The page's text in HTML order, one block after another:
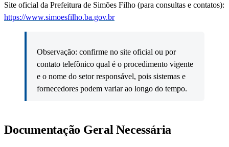
Site oficial da Prefeitura de Simões Filho (para consultas e contatos):
https://www.simoesfilho.ba.gov.br
Observação: confirme no site oficial ou por
contato telefônico qual é o procedimento vigente
e o nome do setor responsável, pois sistemas e
fornecedores podem variar ao longo do tempo.
Documentação Geral Necessária